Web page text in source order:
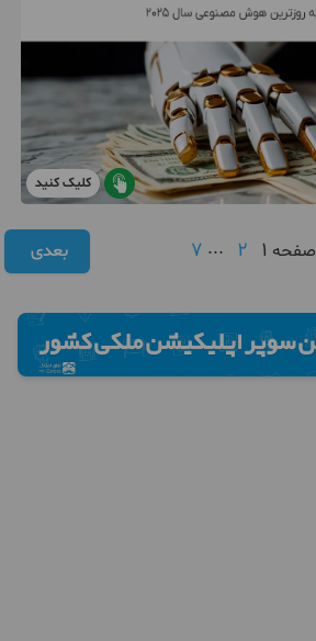
کلیک کنید
صفحه 1
2
...
7 بعدی